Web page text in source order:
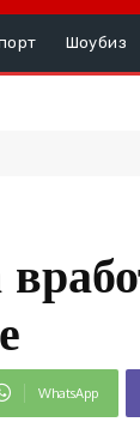
Шоубиз
со тешки
WhatsApp